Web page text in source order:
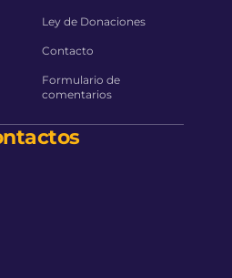
Ley de Donaciones
Contacto
Formulario de
comentarios